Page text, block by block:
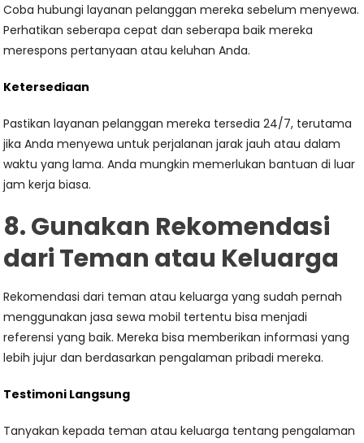
Coba hubungi layanan pelanggan mereka sebelum menyewa.
Perhatikan seberapa cepat dan seberapa baik mereka
merespons pertanyaan atau keluhan Anda.
Ketersediaan
Pastikan layanan pelanggan mereka tersedia 24/7, terutama
jika Anda menyewa untuk perjalanan jarak jauh atau dalam
waktu yang lama. Anda mungkin memerlukan bantuan di luar
jam kerja biasa.
8. Gunakan Rekomendasi
dari Teman atau Keluarga
Rekomendasi dari teman atau keluarga yang sudah pernah
menggunakan jasa sewa mobil tertentu bisa menjadi
referensi yang baik. Mereka bisa memberikan informasi yang
lebih jujur dan berdasarkan pengalaman pribadi mereka.
Testimoni Langsung
Tanyakan kepada teman atau keluarga tentang pengalaman